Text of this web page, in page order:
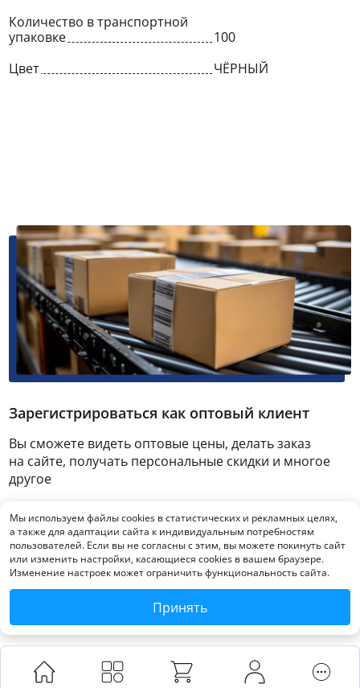
Количество в транспортной
упаковке
100
Цвет
ЧЁРНЫЙ
Зарегистрироваться как оптовый клиент
Вы сможете видеть оптовые цены, делать заказ
на сайте, получать персональные скидки и многое
другое
Зарегистрироваться
Мы используем файлы cookies в статистических и рекламных целях,
а также для адаптации сайта к индивидуальным потребностям
пользователей. Если вы не согласны с этим, вы можете покинуть сайт
или изменить настройки, касающиеся cookies в вашем браузере.
Изменение настроек может ограничить функциональность сайта.
Принять